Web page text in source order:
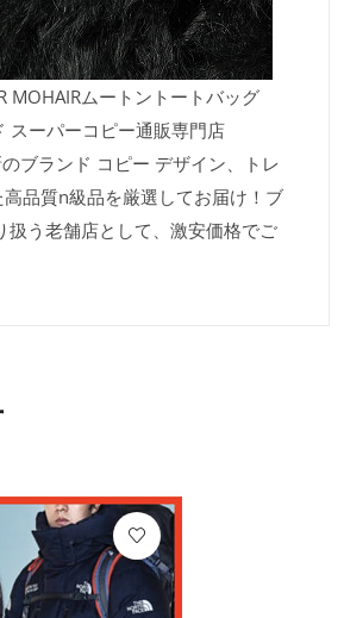
MOHAIRムートントートバッグ
スーパーコピー通販専門店
ブランド コピー デザイン、トレ
品質n級品を厳選してお届け！ブ
扱う老舗店として、激安価格でご